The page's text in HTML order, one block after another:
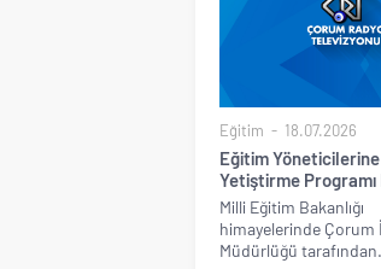
Eğitim 18.07.2026
Eğitim Yöneticilerine
Yetiştirme Programı
Milli Eğitim Bakanlığı
himayelerinde Çorum
Müdürlüğü